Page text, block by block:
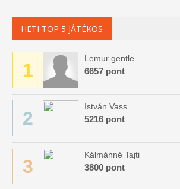
HETI TOP 5 JÁTÉKOS
1
Lemur gentle
6657 pont
2
István Vass
5216 pont
3
Kálmánné Tajti
3800 pont